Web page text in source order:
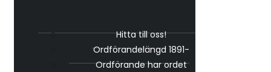
Hitta till oss!
Ordförandelängd 1891-
Ordförande har ordet